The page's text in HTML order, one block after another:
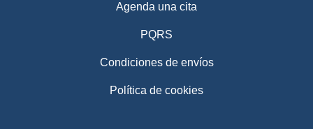
Agenda una cita
PQRS
Condiciones de envíos
Política de cookies